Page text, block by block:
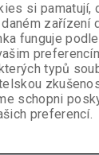
1z1Celkem
na stránku
si pamatují,
zařízení
funguje
typů
schopni
preferencí.